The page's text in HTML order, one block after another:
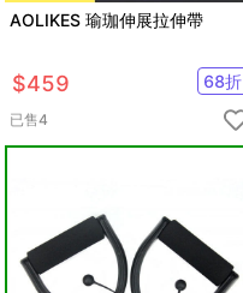
AOLIKES 瑜珈伸展拉伸帶
$459 68折
已售4